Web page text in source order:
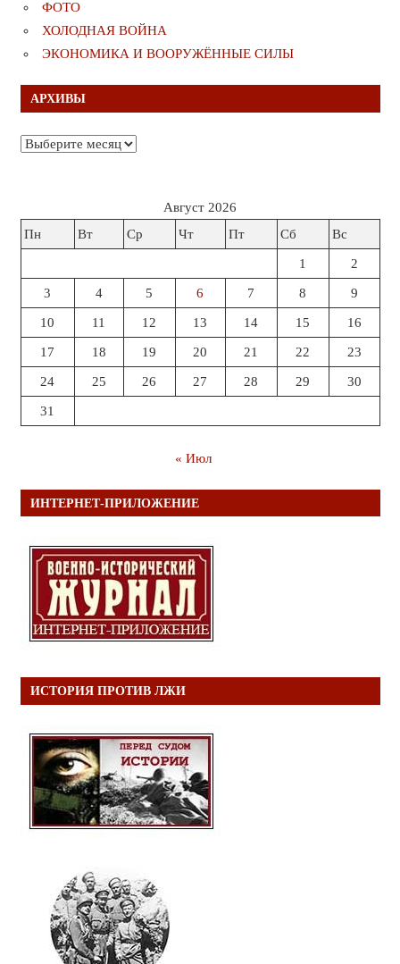
ФОТО
ХОЛОДНАЯ ВОЙНА
ЭКОНОМИКА И ВООРУЖЁННЫЕ СИЛЫ
АРХИВЫ
Архивы
Август 2026
Пн
Вт Ср Чт Пт Сб Вс
1 2
3 4 5 6 7 8 9
10 11 12 13 14 15 16
17 18 19 20 21 22 23
24 25 26 27 28 29 30
31
« Июл
ИНТЕРНЕТ-ПРИЛОЖЕНИЕ
ИСТОРИЯ ПРОТИВ ЛЖИ